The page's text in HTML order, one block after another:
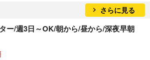
さらに見る
ー/週3日～OK/朝から/昼から/深夜早朝